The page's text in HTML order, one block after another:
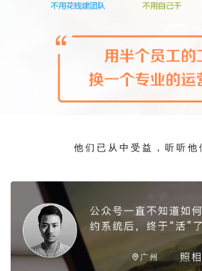
他们已从中受益，听听他